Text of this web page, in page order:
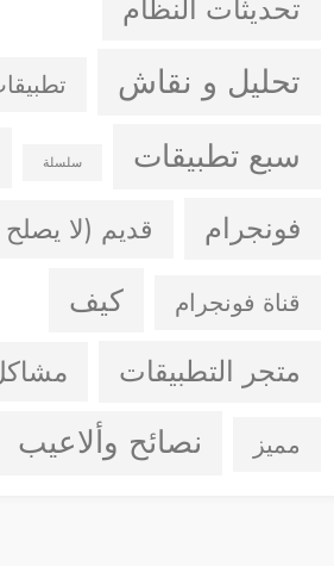
تحديثات النظام
تحليل و نقاش
سبع تطبيقات سلسلة
فونجرام قديم (لا يصلح
قناة فونجرام كيف
متجر التطبيقات
مميز نصائح وألاعيب